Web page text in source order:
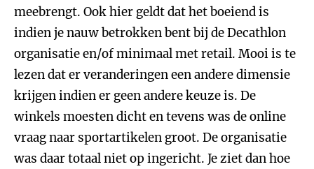
meebrengt. Ook hier geldt dat het boeiend is
indien je nauw betrokken bent bij de Decathlon
organisatie en/of minimaal met retail. Mooi is te
lezen dat er veranderingen een andere dimensie
krijgen indien er geen andere keuze is. De
winkels moesten dicht en tevens was de online
vraag naar sportartikelen groot. De organisatie
was daar totaal niet op ingericht. Je ziet dan hoe